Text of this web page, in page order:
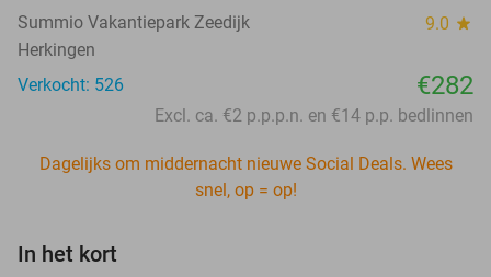
Summio Vakantiepark Zeedijk 9.0 star
Herkingen
Verkocht: 526
€282
Excl. ca. €2 p.p.p.n. en €14 p.p. bedlinnen
Dagelijks om middernacht nieuwe Social Deals. Wees
snel, op = op!
In het kort